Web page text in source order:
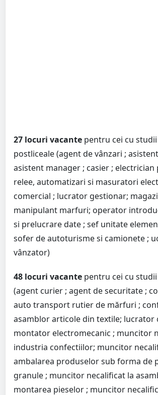
27 locuri vacante pentru cei cu studii
postliceale (agent de vânzari ;
asistent manager ; casier ;
relee, automatizari si masuratori
comercial ; lucrator gestionar;
manipulant marfuri; operator
si prelucrare date ; sef unitate
sofer de autoturisme si camionete ;
vânzator)
48 locuri vacante pentru cei cu
(agent curier ; agent de securitate ;
auto transport rutier de mărfuri ;
asamblor articole din textile; lucrator
montator electromecanic ; muncitor
industria confectiilor; muncitor
ambalarea produselor sub forma de
granule ; muncitor necalificat la
montarea pieselor ; muncitor